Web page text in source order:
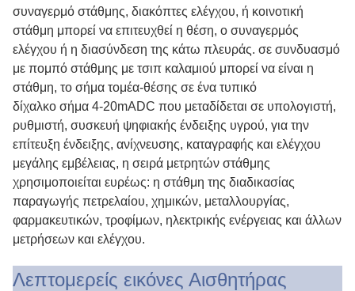
συναγερμό στάθμης, διακόπτες ελέγχου, ή κοινοτική
στάθμη μπορεί να επιτευχθεί η θέση, ο συναγερμός
ελέγχου ή η διασύνδεση της κάτω πλευράς. σε συνδυασμό
με πομπό στάθμης με τσιπ καλαμιού μπορεί να είναι η
στάθμη, το σήμα τομέα-θέσης σε ένα τυπικό
δίχαλκο σήμα 4-20mADC που μεταδίδεται σε υπολογιστή,
ρυθμιστή, συσκευή ψηφιακής ένδειξης υγρού, για την
επίτευξη ένδειξης, ανίχνευσης, καταγραφής και ελέγχου
μεγάλης εμβέλειας, η σειρά μετρητών στάθμης
χρησιμοποιείται ευρέως: η στάθμη της διαδικασίας
παραγωγής πετρελαίου, χημικών, μεταλλουργίας,
φαρμακευτικών, τροφίμων, ηλεκτρικής ενέργειας και άλλων
μετρήσεων και ελέγχου.
Λεπτομερείς εικόνες Αισθητήρας